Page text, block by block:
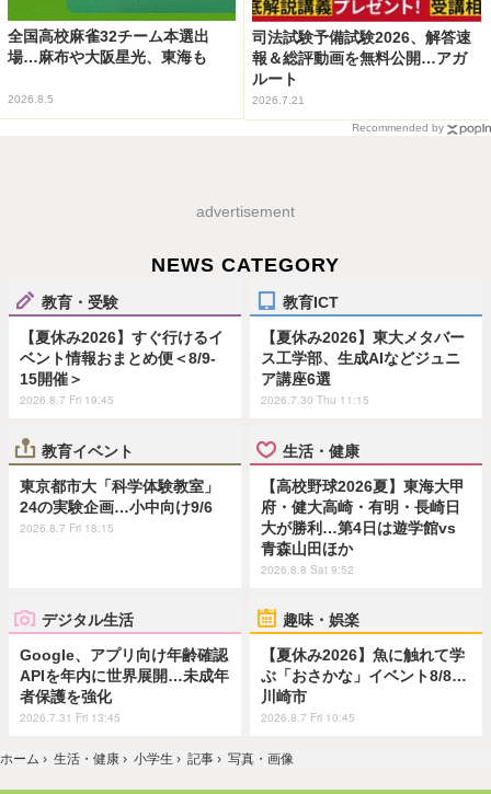
全国高校麻雀32チーム本選出
場…麻布や大阪星光、東海も
2026.8.5
司法試験予備試験2026、解答速
報＆総評動画を無料公開…アガ
ルート
2026.7.21
Recommended by
advertisement
NEWS CATEGORY
教育・受験
【夏休み2026】すぐ行けるイ
ベント情報おまとめ便＜8/9-
15開催＞
2026.8.7 Fri 19:45
教育ICT
【夏休み2026】東大メタバー
ス工学部、生成AIなどジュニ
ア講座6選
2026.7.30 Thu 11:15
教育イベント
東京都市大「科学体験教室」
24の実験企画…小中向け9/6
2026.8.7 Fri 18:15
生活・健康
【高校野球2026夏】東海大甲
府・健大高崎・有明・長崎日
大が勝利…第4日は遊学館vs
青森山田ほか
2026.8.8 Sat 9:52
デジタル生活
Google、アプリ向け年齢確認
APIを年内に世界展開…未成年
者保護を強化
2026.7.31 Fri 13:45
趣味・娯楽
【夏休み2026】魚に触れて学
ぶ「おさかな」イベント8/8…
川崎市
2026.8.7 Fri 10:45
ホーム › 生活・健康 › 小学生 › 記事 › 写真・画像